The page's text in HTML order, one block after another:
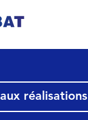
réalisations